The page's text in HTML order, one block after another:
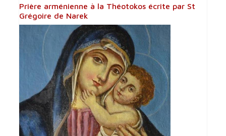
Prière arménienne à la Théotokos écrite par St
Grégoire de Narek